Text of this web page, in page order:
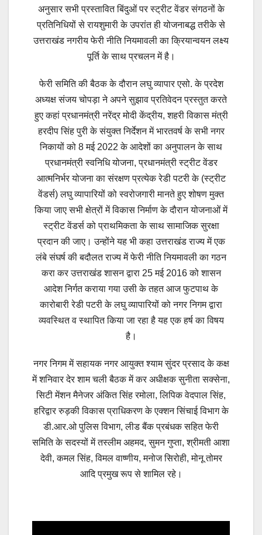
अनुसार सभी प्रस्तावित बिंदुओं पर स्ट्रीट वेंडर संगठनों के
प्रतिनिधियों से रायशुमारी के उपरांत ही योजनाबद्ध तरीके से
उत्तराखंड नगरीय फेरी नीति नियमावली का क्रियान्वयन लक्ष्य
पूर्ति के साथ प्रचलन में है।
फेरी समिति की बैठक के दौरान लघु व्यापार एसो. के प्रदेश
अध्यक्ष संजय चोपड़ा ने अपने सुझाव प्रतिवेदन प्रस्तुत करते
हुए कहां प्रधानमंत्री नरेंद्र मोदी केंद्रीय, शहरी विकास मंत्री
हरदीप सिंह पुरी के संयुक्त निर्देशन में भारतवर्ष के सभी नगर
निकायों को 8 मई 2022 के आदेशों का अनुपालन के साथ
प्रधानमंत्री स्वनिधि योजना, प्रधानमंत्री स्ट्रीट वेंडर
आत्मनिर्भर योजना का संरक्षण प्रत्येक रेडी पटरी के (स्ट्रीट
वेंडर्स) लघु व्यापारियों को स्वरोजगारी मानते हुए शोषण मुक्त
किया जाए सभी क्षेत्रों में विकास निर्माण के दौरान योजनाओं में
स्ट्रीट वेंडर्स को प्राथमिकता के साथ सामाजिक सुरक्षा
प्रदान की जाए। उन्होंने यह भी कहा उत्तराखंड राज्य में एक
लंबे संघर्ष की बदौलत राज्य में फेरी नीति नियमावली का गठन
करा कर उत्तराखंड शासन द्वारा 25 मई 2016 को शासन
आदेश निर्गत कराया गया उसी के तहत आज फुटपाथ के
कारोबारी रेडी पटरी के लघु व्यापारियों को नगर निगम द्वारा
व्यवस्थित व स्थापित किया जा रहा है यह एक हर्ष का विषय
है।
नगर निगम में सहायक नगर आयुक्त श्याम सुंदर प्रसाद के कक्ष
में शनिवार देर शाम चली बैठक में कर अधीक्षक सुनीता सक्सेना,
सिटी मेंशन मैनेजर अंकित सिंह रमोला, लिपिक वेदपाल सिंह,
हरिद्वार रुड़की विकास प्राधिकरण के एक्शन सिंचाई विभाग के
डी.आर.ओ पुलिस विभाग, लीड बैंक प्रबंधक सहित फेरी
समिति के सदस्यों में तस्लीम अहमद, सुमन गुप्ता, श्रीमती आशा
देवी, कमल सिंह, विमल वाष्णीय, मनोज सिरोही, मोनू तोमर
आदि प्रमुख रूप से शामिल रहे।